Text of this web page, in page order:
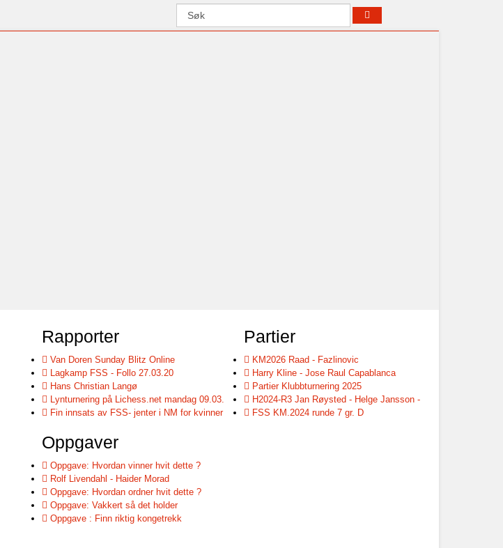
Rapporter
Van Doren Sunday Blitz Online
Lagkamp FSS - Follo 27.03.20
Hans Christian Langø
Lynturnering på Lichess.net mandag 09.03.
Fin innsats av FSS- jenter i NM for kvinner
Oppgaver
Oppgave: Hvordan vinner hvit dette ?
Rolf Livendahl - Haider Morad
Oppgave: Hvordan ordner hvit dette ?
Oppgave: Vakkert så det holder
Oppgave : Finn riktig kongetrekk
Partier
KM2026 Raad - Fazlinovic
Harry Kline - Jose Raul Capablanca
Partier Klubbturnering 2025
H2024-R3 Jan Røysted - Helge Jansson -
FSS KM.2024 runde 7 gr. D